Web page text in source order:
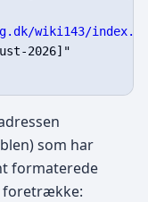
wiki143/
2026]"
som har
formaterede
foretrække: